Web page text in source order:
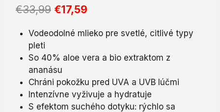
€33,99 Pôvodná
bola:
€33,99.
€17,59
je:
€17,59.
Vodeodolné mlieko pre svetlé, citlivé typy
pleti
So 40% aloe vera a bio extraktom z
ananásu
Chráni pokožku pred UVA a UVB lúčmi
Intenzívne vyživuje a hydratuje
S efektom suchého dotyku: rýchlo sa